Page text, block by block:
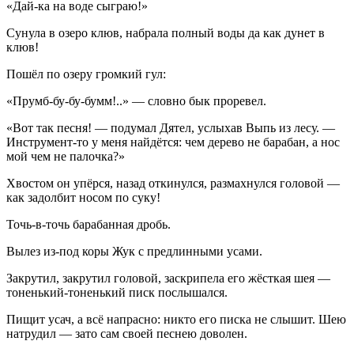
«Дай-ка на воде сыграю!»
Сунула в озеро клюв, набрала полный воды да как дунет в
клюв!
Пошёл по озеру громкий гул:
«Прумб-бу-бу-бумм!..» — словно бык проревел.
«Вот так песня! — подумал Дятел, услыхав Выпь из лесу. —
Инструмент-то у меня найдётся: чем дерево не барабан, а нос
мой чем не палочка?»
Хвостом он упёрся, назад откинулся, размахнулся головой —
как задолбит носом по суку!
Точь-в-точь барабанная дробь.
Вылез из-под коры Жук с предлинными усами.
Закрутил, закрутил головой, заскрипела его жёсткая шея —
тоненький-тоненький писк послышался.
Пищит усач, а всё напрасно: никто его писка не слышит. Шею
натрудил — зато сам своей песнею доволен.